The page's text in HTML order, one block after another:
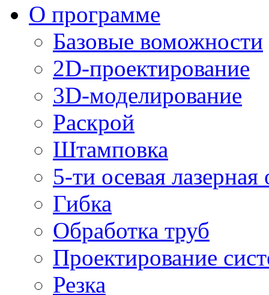
О программе
Базовые воможности
2D-проектирование
3D-моделирование
Раскрой
Штамповка
5-ти осевая лазерная
Гибка
Обработка труб
Проектирование
Резка